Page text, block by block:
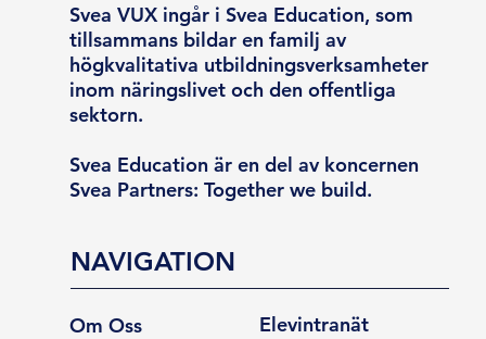
Svea VUX ingår i Svea Education, som
tillsammans bildar en familj av
högkvalitativa utbildningsverksamheter
inom näringslivet och den offentliga
sektorn.
Svea Education är en del av koncernen
Svea Partners: Together we build.
NAVIGATION
Om Oss Elevintranät